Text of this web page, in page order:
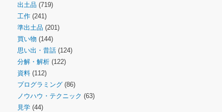
出土品 (719)
工作 (241)
準出土品 (201)
買い物 (144)
思い出・昔話 (124)
分解・解析 (122)
資料 (112)
プログラミング (86)
ノウハウ・テクニック (63)
見学 (44)